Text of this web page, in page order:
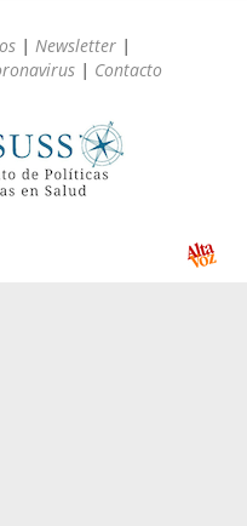
| Newsletter |
| Contacto